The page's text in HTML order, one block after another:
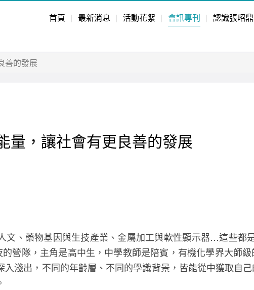
首頁 最新消息 活動花絮 會訊專刊 認識張昭鼎
善的發展
量，讓社會有更良善的發展
文、藥物基因與生技產業、金屬加工與軟性顯示器…這些都
營隊，主角是高中生，中學教師是陪賓，有機化學界大師
淺出，不同的年齡層、不同的學識背景，皆能從中獲取自